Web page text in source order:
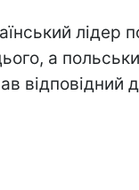
лідер
а
відповідний